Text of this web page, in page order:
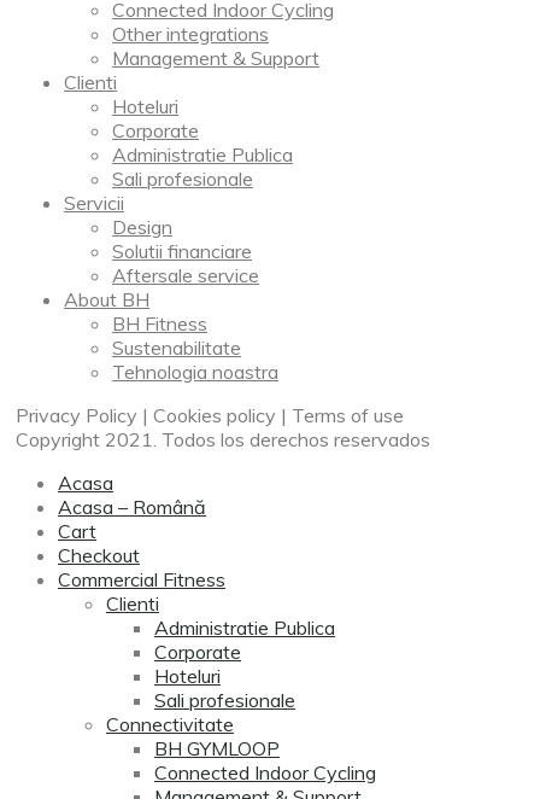
Connected Indoor Cycling
Other integrations
Management & Support
Clienti
Hoteluri
Corporate
Administratie Publica
Sali profesionale
Servicii
Design
Solutii financiare
Aftersale service
About BH
BH Fitness
Sustenabilitate
Tehnologia noastra
Privacy Policy | Cookies policy | Terms of use
Copyright 2021. Todos los derechos reservados
Acasa
Acasa – Română
Cart
Checkout
Commercial Fitness
Clienti
Administratie Publica
Corporate
Hoteluri
Sali profesionale
Connectivitate
BH GYMLOOP
Connected Indoor Cycling